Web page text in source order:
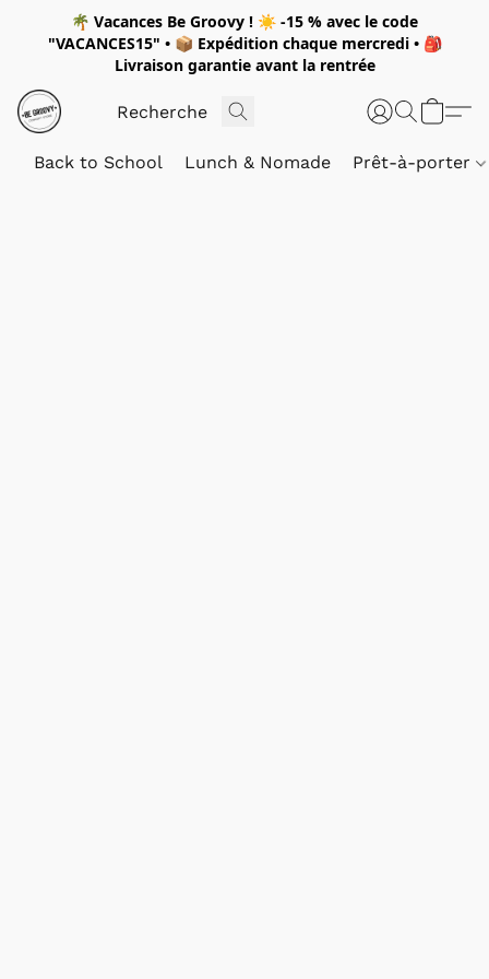
🌴 Vacances Be Groovy ! ☀️ -15 % avec le code
"VACANCES15" • 📦 Expédition chaque mercredi• 🎒
Livraison garantie avant la rentrée
Back to School Lunch & Nomade Prêt-à-porter